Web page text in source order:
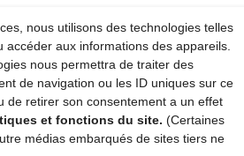
nous utilisons des technologies telles
aux informations des appareils.
nous permettra de traiter des
de navigation ou les ID uniques sur ce
de retirer son consentement a un effet
et fonctions du site. (Certaines
médias embarqués de sites tiers ne